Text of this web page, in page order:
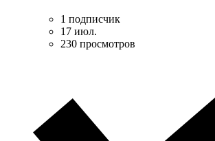
1 подписчик
17 июл.
230 просмотров